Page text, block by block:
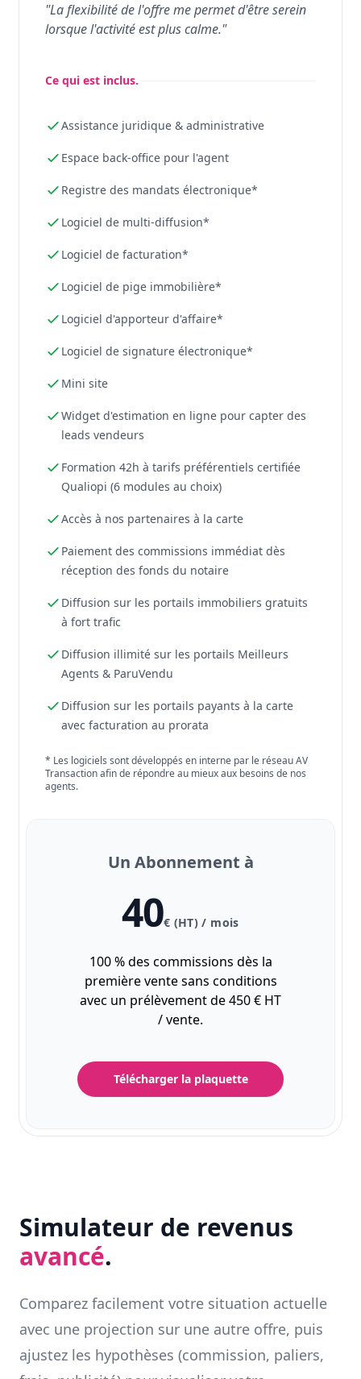
"La flexibilité de l'offre me permet d'être serein
lorsque l'activité est plus calme."
Ce qui est inclus.
Assistance juridique & administrative
Espace back-office pour l'agent
Registre des mandats électronique*
Logiciel de multi-diffusion*
Logiciel de facturation*
Logiciel de pige immobilière*
Logiciel d'apporteur d'affaire*
Logiciel de signature électronique*
Mini site
Widget d'estimation en ligne pour capter des
leads vendeurs
Formation 42h à tarifs préférentiels certifiée
Qualiopi (6 modules au choix)
Accès à nos partenaires à la carte
Paiement des commissions immédiat dès
réception des fonds du notaire
Diffusion sur les portails immobiliers gratuits
à fort trafic
Diffusion illimité sur les portails Meilleurs
Agents & ParuVendu
Diffusion sur les portails payants à la carte
avec facturation au prorata
* Les logiciels sont développés en interne par le réseau AV
Transaction afin de répondre au mieux aux besoins de nos
agents.
Un Abonnement à
40€ (HT) / mois
100 % des commissions dès la
première vente sans conditions
avec un prélèvement de 450 € HT
/ vente.
Télécharger la plaquette
Simulateur de revenus
avancé.
Comparez facilement votre situation actuelle
avec une projection sur une autre offre, puis
ajustez les hypothèses (commission, paliers,